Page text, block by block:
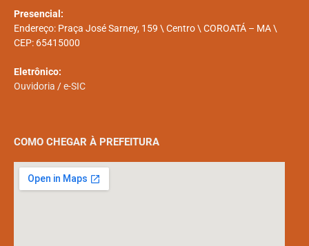
Presencial:
Endereço: Praça José Sarney, 159 \ Centro \ COROATÁ – MA \
CEP: 65415000
Eletrônico:
Ouvidoria /e-SIC
COMO CHEGAR À PREFEITURA